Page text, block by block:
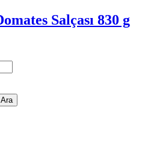
Salçası 830 g
Ara